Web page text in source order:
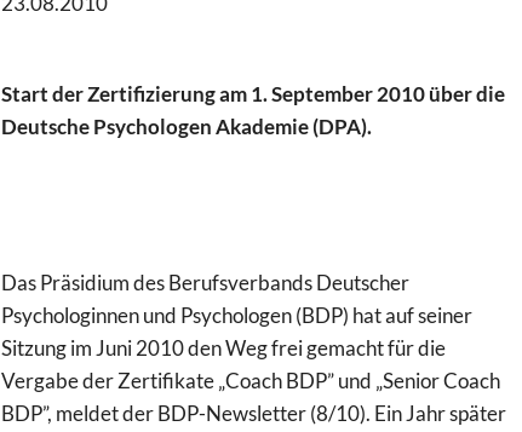
Start der Zertifizierung am 1. September 2010 über die
Deutsche Psychologen Akademie (DPA).
Das Präsidium des Berufsverbands Deutscher
Psychologinnen und Psychologen (BDP) hat auf seiner
Sitzung im Juni 2010 den Weg frei gemacht für die
Vergabe der Zertifikate „Coach BDP” und „Senior Coach
BDP”, meldet der BDP-Newsletter (8/10). Ein Jahr später